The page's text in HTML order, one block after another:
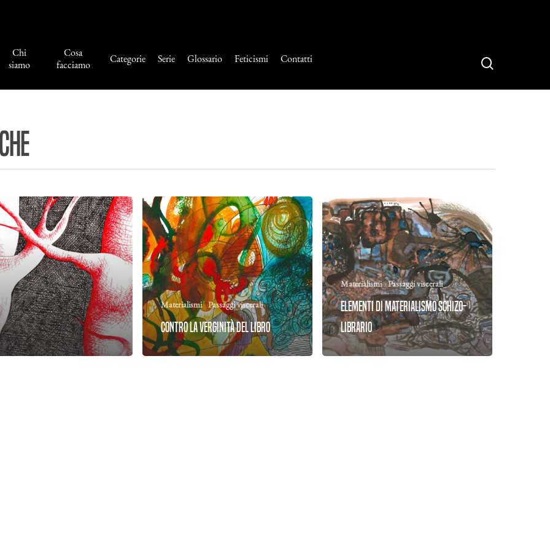
Chi
siamo
Cosa
facciamo
Categorie Serie Glossario Feticismi Contatti
Materialismi Passaggi viscerali
Contro la verginità del libro
Materialismi Passaggi viscerali
Elementi di materialismo schizo-
librario